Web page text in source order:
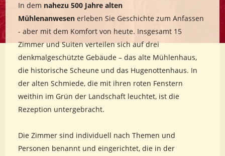
In dem nahezu 500 Jahre alten
Mühlenanwesen erleben Sie Geschichte zum Anfassen
- aber mit dem Komfort von heute. Insgesamt 15
Zimmer und Suiten verteilen sich auf drei
denkmalgeschützte Gebäude – das alte Mühlenhaus,
die historische Scheune und das Hugenottenhaus. In
der alten Schmiede, die mit ihren roten Fenstern
weithin im Grün der Landschaft leuchtet, ist die
Rezeption untergebracht.
Die Zimmer sind individuell nach Themen und
Personen benannt und eingerichtet, die in der